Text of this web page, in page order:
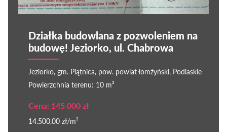
Działka budowlana z pozwoleniem na
budowę! Jeziorko, ul. Chabrowa
Jeziorko, gm. Piątnica, pow. powiat łomżyński, Podlaskie
Powierzchnia terenu: 10 m²
Cena: 145 000 zł
14.500,00 zł/m²